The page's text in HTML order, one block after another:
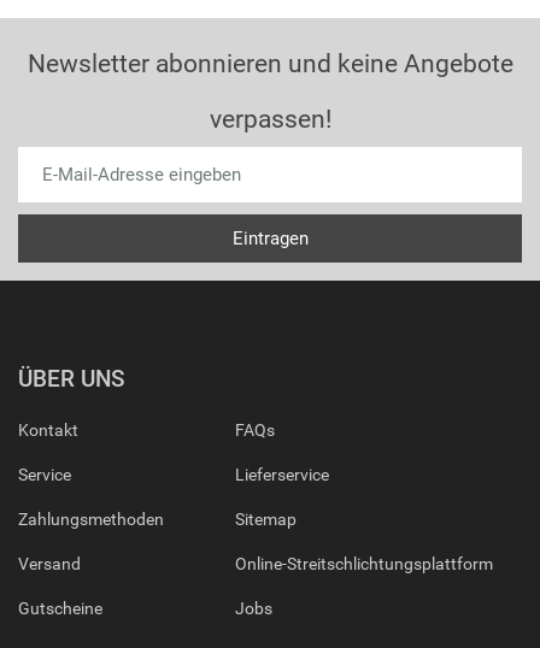
Newsletter abonnieren und keine Angebote
verpassen!
ÜBER UNS
Kontakt
Service
Zahlungsmethoden
Versand
Gutscheine
FAQs
Lieferservice
Sitemap
Online-Streitschlichtungsplattform
Jobs